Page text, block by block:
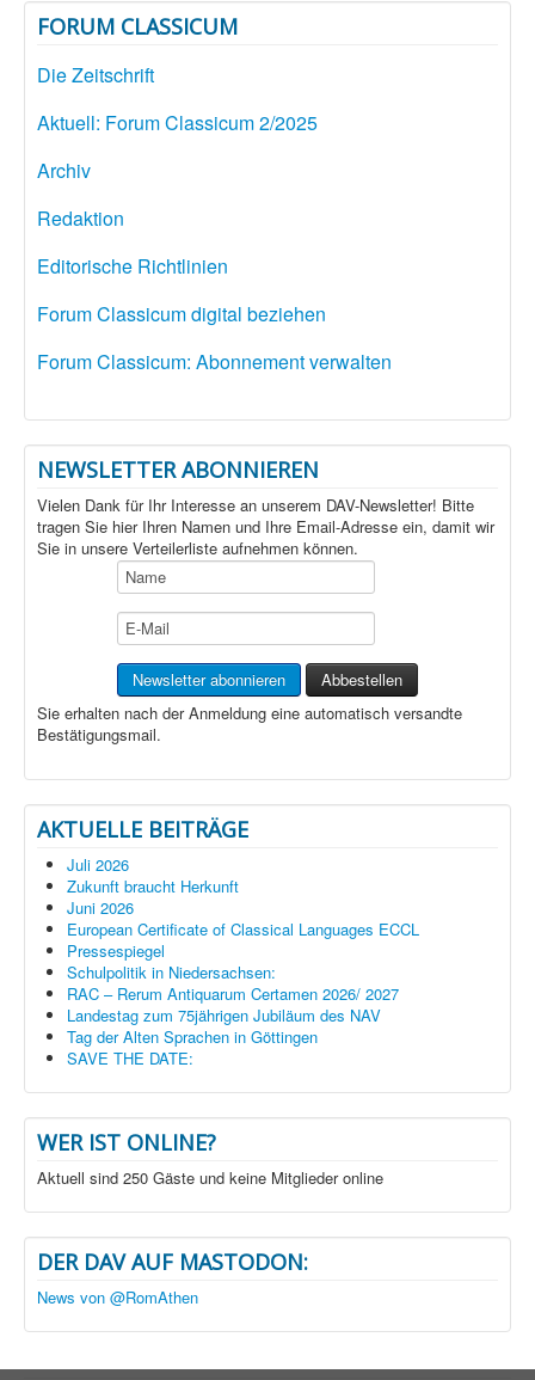
FORUM CLASSICUM
Die Zeitschrift
Aktuell: Forum Classicum 2/2025
Archiv
Redaktion
Editorische Richtlinien
Forum Classicum digital beziehen
Forum Classicum: Abonnement verwalten
NEWSLETTER ABONNIEREN
Vielen Dank für Ihr Interesse an unserem DAV-Newsletter! Bitte
tragen Sie hier Ihren Namen und Ihre Email-Adresse ein, damit wir
Sie in unsere Verteilerliste aufnehmen können.
Sie erhalten nach der Anmeldung eine automatisch versandte
Bestätigungsmail.
AKTUELLE BEITRÄGE
Juli 2026
Zukunft braucht Herkunft
Juni 2026
European Certificate of Classical Languages ECCL
Pressespiegel
Schulpolitik in Niedersachsen:
RAC – Rerum Antiquarum Certamen 2026/ 2027
Landestag zum 75jährigen Jubiläum des NAV
Tag der Alten Sprachen in Göttingen
SAVE THE DATE:
WER IST ONLINE?
Aktuell sind 250 Gäste und keine Mitglieder online
DER DAV AUF MASTODON:
News von @RomAthen